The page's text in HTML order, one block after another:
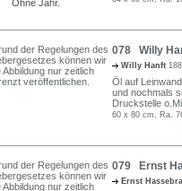
078 Willy
Willy Hanft
Öl auf
und nochmals
Druckstelle
60 x 80 cm, Ra.
079 Ernst
Ernst